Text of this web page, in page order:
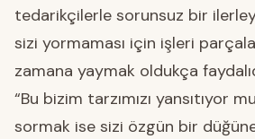
tedarikçilerle sorunsuz bir
sizi yormaması için işleri
zamana yaymak oldukça
“Bu bizim tarzımızı yansıtıyor
sormak ise sizi özgün bir